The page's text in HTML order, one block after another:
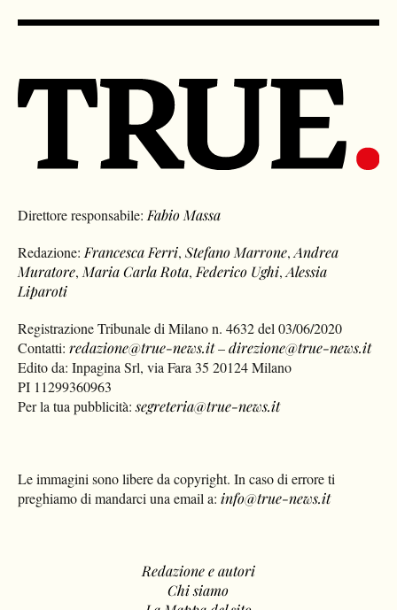
Direttore responsabile: Fabio Massa
Redazione: Francesca Ferri,Stefano Marrone,Andrea
Muratore, Maria Carla Rota, Federico Ughi,Alessia
Liparoti
Registrazione Tribunale di Milano n. 4632 del 03/06/2020
Contatti:redazione@true-news.it–direzione@true-news.it
Edito da: Inpagina Srl, via Fara 35 20124 Milano
PI 11299360963
Per la tua pubblicità:segreteria@true-news.it
Le immagini sono libere da copyright. In caso di errore ti
preghiamo di mandarci una email a: info@true-news.it
Redazione e autori
Chi siamo